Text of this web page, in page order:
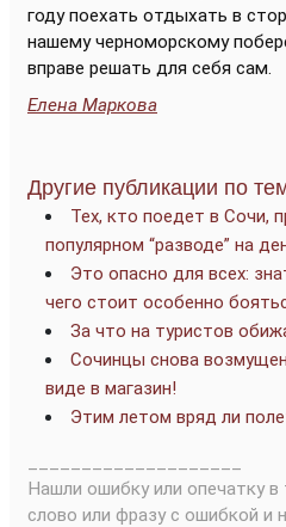
году поехать отдыхать в
нашему черноморскому
вправе решать для себя сам.
Елена Маркова
Другие публикации по
Тех, кто поедет в Сочи,
популярном “разводе” на
Это опасно для всех:
чего стоит особенно
За что на туристов
Сочинцы снова
виде в магазин!
Этим летом вряд ли
Нашли ошибку или опечатку
слово или фразу с ошибкой и